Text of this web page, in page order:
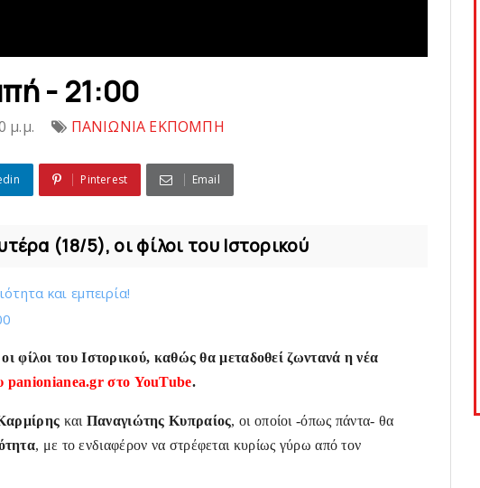
- 21:00
μ.μ. ΠΑΝΙΩΝΙΑ ΕΚΠΟΜΠΗ
Pinterest Email
(18/5), οι φίλοι του Ιστορικού
και εμπειρία!
φίλοι του Ιστορικού, καθώς θα μεταδοθεί ζωντανά η νέα
panionianea.gr στο YouTube.
και Παναγιώτης Κυπραίος, οι οποίοι -όπως πάντα- θα
, με το ενδιαφέρον να στρέφεται κυρίως γύρω από τον